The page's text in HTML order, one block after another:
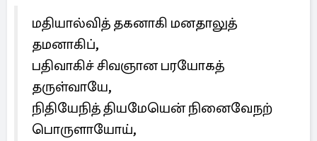
மதியால்வித் தகனாகி மனதாலுத்
தமனாகிப்,
பதிவாகிச் சிவஞான பரயோகத்
தருள்வாயே,
நிதியேநித் தியமேயென் நினைவேநற்
பொருளாயோய்,